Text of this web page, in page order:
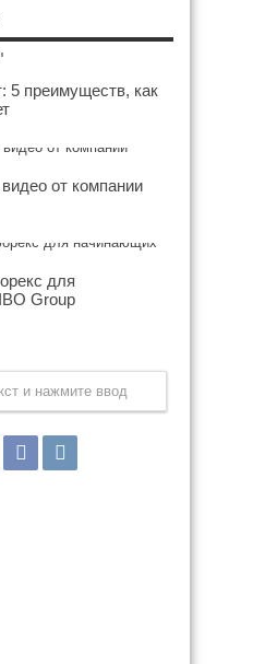
5 преимуществ, как
от компании
для
Group